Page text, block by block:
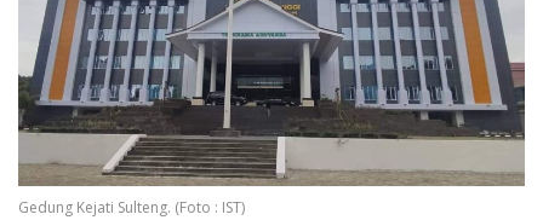
Gedung Kejati Sulteng. (Foto : IST)